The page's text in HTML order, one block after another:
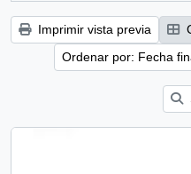
Imprimir vista previa
Ordenar por: Fecha